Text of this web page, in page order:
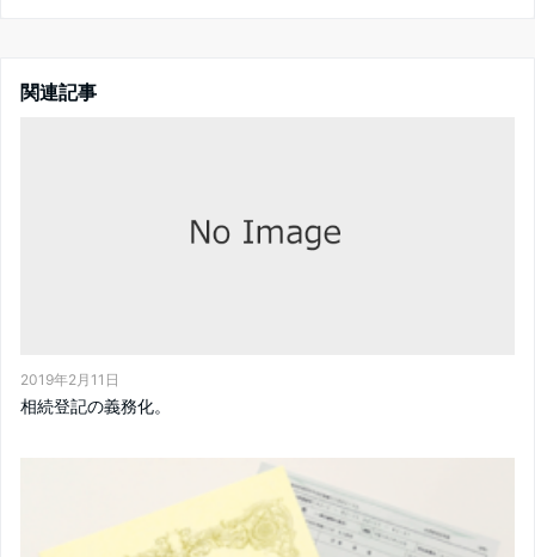
関連記事
2019年2月11日
相続登記の義務化。